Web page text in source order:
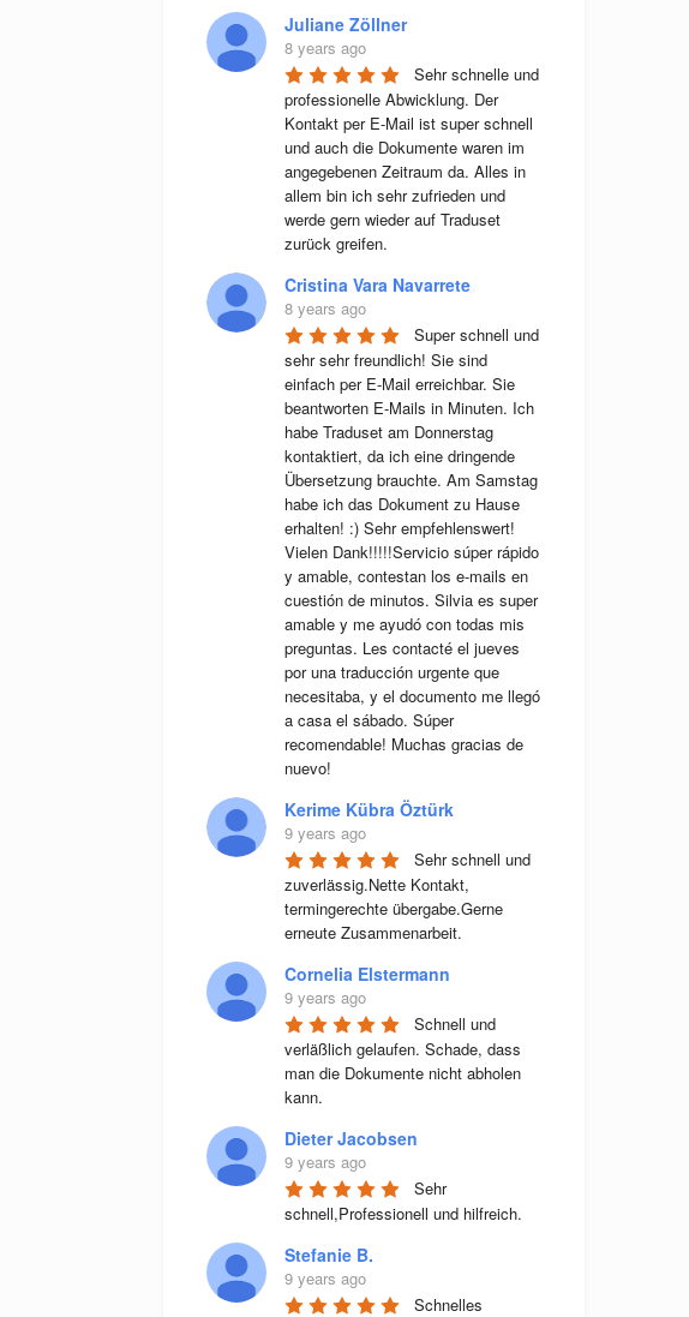
Juliane Zöllner
8 years ago
Sehr schnelle und
professionelle Abwicklung. Der
Kontakt per E-Mail ist super schnell
und auch die Dokumente waren im
angegebenen Zeitraum da. Alles in
allem bin ich sehr zufrieden und
werde gern wieder auf Traduset
zurück greifen.
Cristina Vara Navarrete
8 years ago
Super schnell und
sehr sehr freundlich! Sie sind
einfach per E-Mail erreichbar. Sie
beantworten E-Mails in Minuten. Ich
habe Traduset am Donnerstag
kontaktiert, da ich eine dringende
Übersetzung brauchte. Am Samstag
habe ich das Dokument zu Hause
erhalten! :) Sehr empfehlenswert!
Vielen Dank!!!!!Servicio súper rápido
y amable, contestan los e-mails en
cuestión de minutos. Silvia es super
amable y me ayudó con todas mis
preguntas. Les contacté el jueves
por una traducción urgente que
necesitaba, y el documento me llegó
a casa el sábado. Súper
recomendable! Muchas gracias de
nuevo!
Kerime Kübra Öztürk
9 years ago
Sehr schnell und
zuverlässig.Nette Kontakt,
termingerechte übergabe.Gerne
erneute Zusammenarbeit.
Cornelia Elstermann
9 years ago
Schnell und
verläßlich gelaufen. Schade, dass
man die Dokumente nicht abholen
kann.
Dieter Jacobsen
9 years ago
Sehr
schnell,Professionell und hilfreich.
Stefanie B.
9 years ago
Schnelles